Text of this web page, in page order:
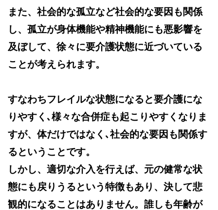
また、社会的な孤立など社会的な要因も関係
し、孤立が身体機能や精神機能にも悪影響を
及ぼして、徐々に要介護状態に近づいている
ことが考えられます。
すなわちフレイルな状態になると要介護にな
りやすく､様々な合併症も起こりやすくなりま
すが、体だけではなく､社会的な要因も関係す
るということです。
しかし、適切な介入を行えば、元の健常な状
態にも戻りうるという特徴もあり、決して悲
観的になることはありません。誰しも年齢が